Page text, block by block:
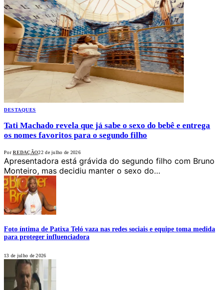
DESTAQUES
Tati Machado revela que já sabe o sexo do bebê e entrega
os nomes favoritos para o segundo filho
Por REDAÇÃO22 de julho de 2026
Apresentadora está grávida do segundo filho com Bruno
Monteiro, mas decidiu manter o sexo do…
Foto íntima de Patixa Teló vaza nas redes sociais e equipe toma medida
para proteger influenciadora
13 de julho de 2026